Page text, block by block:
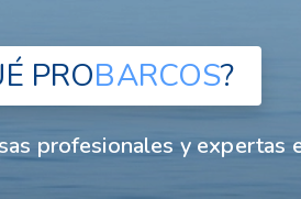
PROBARCOS?
profesionales y expertas